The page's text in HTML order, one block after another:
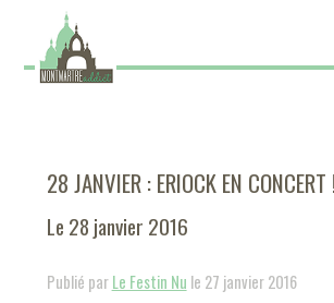
28 JANVIER : ERIOCK EN CONCERT
Le 28 janvier 2016
Publié parLe Festin Nu le 27 janvier 2016